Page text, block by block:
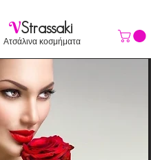
VStrassaki
Ατσάλινα κοσμήματα